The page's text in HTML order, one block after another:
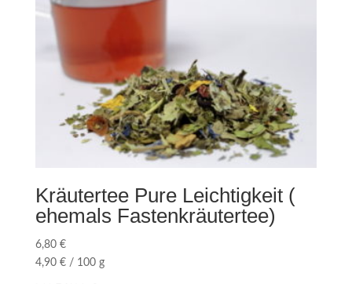
Kräutertee Pure Leichtigkeit (
ehemals Fastenkräutertee)
6,80 €
4,90 €/ 100 g